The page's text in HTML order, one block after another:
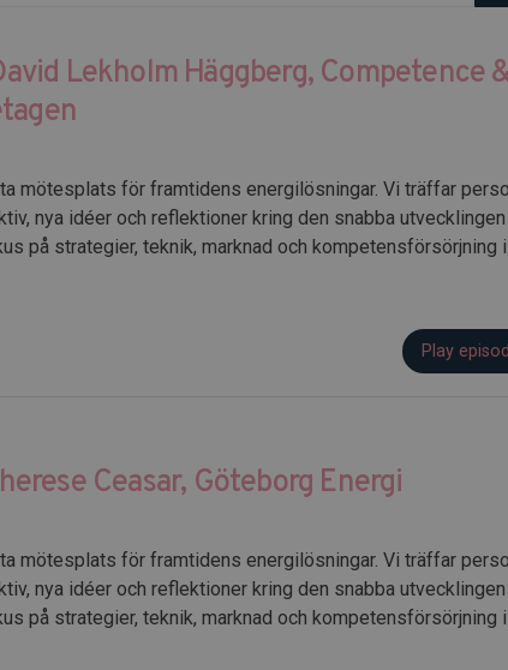
Lekholm Häggberg, Competence
mötesplats för framtidens energilösningar. Vi träffar
nya idéer och reflektioner kring den snabba
på strategier, teknik, marknad och kompetensförsörjning
Play
Ceasar, Göteborg Energi
mötesplats för framtidens energilösningar. Vi träffar
nya idéer och reflektioner kring den snabba
på strategier, teknik, marknad och kompetensförsörjning